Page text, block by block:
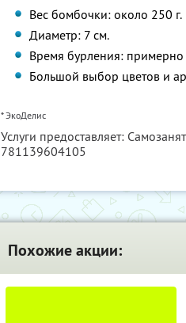
Вес бомбочки: около 250 г.
Диаметр: 7 см.
Время бурления: примерно
Большой выбор цветов и
* ЭкоДелис
Услуги предоставляет:
781139604105
Похожие акции: